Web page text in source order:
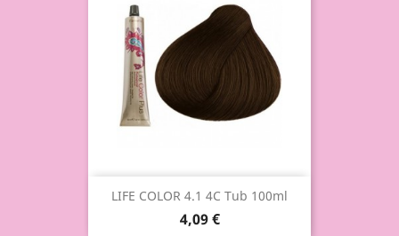
LIFE COLOR 4.1 4C Tub 100ml
4,09 €